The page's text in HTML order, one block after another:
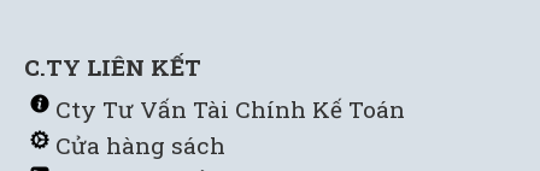
C.TY LIÊN KẾT
Cty Tư Vấn Tài Chính Kế Toán
Cửa hàng sách